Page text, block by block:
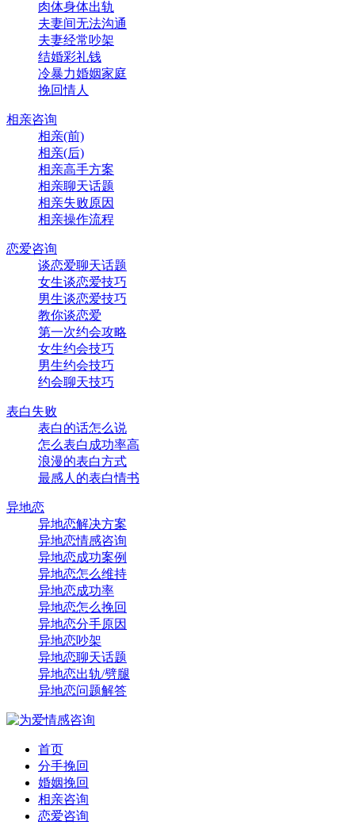
肉体身体出轨
夫妻间无法沟通
夫妻经常吵架
结婚彩礼钱
冷暴力婚姻家庭
挽回情人
相亲咨询
相亲(前)
相亲(后)
相亲高手方案
相亲聊天话题
相亲失败原因
相亲操作流程
恋爱咨询
谈恋爱聊天话题
女生谈恋爱技巧
男生谈恋爱技巧
教你谈恋爱
第一次约会攻略
女生约会技巧
男生约会技巧
约会聊天技巧
表白失败
表白的话怎么说
怎么表白成功率高
浪漫的表白方式
最感人的表白情书
异地恋
异地恋解决方案
异地恋情感咨询
异地恋成功案例
异地恋怎么维持
异地恋成功率
异地恋怎么挽回
异地恋分手原因
异地恋吵架
异地恋聊天话题
异地恋出轨/劈腿
异地恋问题解答
首页
分手挽回
婚姻挽回
相亲咨询
恋爱咨询